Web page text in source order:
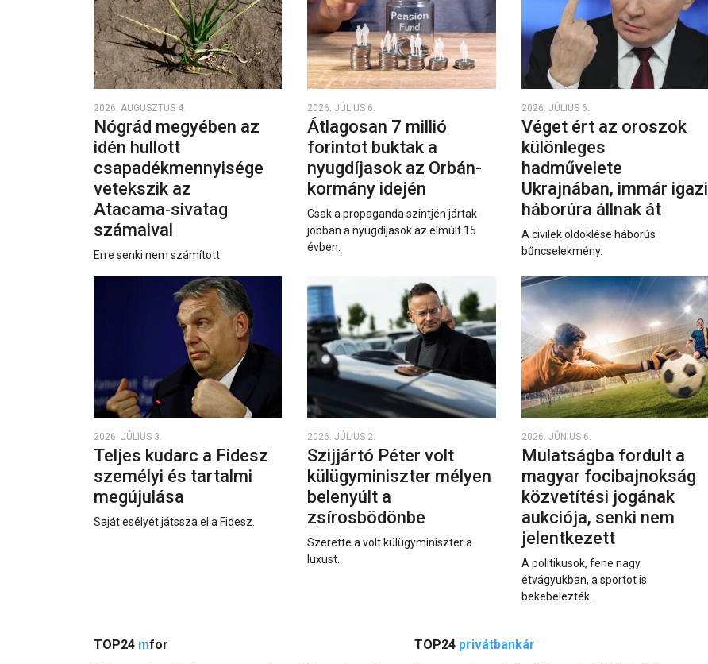
2026. AUGUSZTUS 4.
Nógrád megyében az
idén hullott
csapadékmennyisége
vetekszik az
Atacama‑sivatag
számaival
Erre senki nem számított.
2026. JÚLIUS 6.
Átlagosan 7 millió
forintot buktak a
nyugdíjasok az Orbán-
kormány idején
Csak a propaganda szintjén jártak
jobban a nyugdíjasok az elmúlt 15
évben.
2026. JÚLIUS 6.
Véget ért az oroszok
különleges
hadművelete
Ukrajnában, immár igazi
háborúra állnak át
A civilek öldöklése háborús
bűncselekmény.
2026. JÚLIUS 3.
Teljes kudarc a Fidesz
személyi és tartalmi
megújulása
Saját esélyét játssza el a Fidesz.
2026. JÚLIUS 2.
Szijjártó Péter volt
külügyminiszter mélyen
belenyúlt a
zsírosbödönbe
Szerette a volt külügyminiszter a
luxust.
2026. JÚNIUS 6.
Mulatságba fordult a
magyar focibajnokság
közvetítési jogának
aukciója, senki nem
jelentkezett
A politikusok, fene nagy
étvágyukban, a sportot is
bekebelezték.
TOP24 mfor TOP24 privátbankár